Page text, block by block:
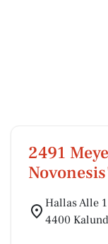
2491
Hallas Alle 1
4400